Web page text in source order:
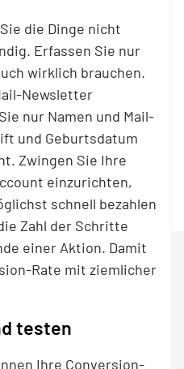
die Dinge nicht
Erfassen Sie nur
wirklich brauchen.
Newsletter
nur Namen und Mail-
und Geburtsdatum
Zwingen Sie Ihre
einzurichten,
schnell bezahlen
Zahl der Schritte
einer Aktion. Damit
Rate mit ziemlicher
testen
Ihre Conversion-